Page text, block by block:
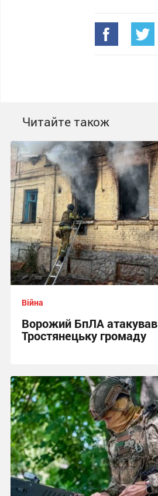
Читайте також
Війна
Ворожий БпЛА атакував
Тростянецьку громаду
11:26 сьогодні